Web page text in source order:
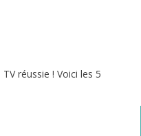
réussie ! Voici les 5